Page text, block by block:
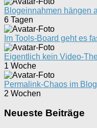
Blogeinnahmen
6 Tagen
Im Tools-Board geht es
Eigentlich kein Video-
1 Woche
Permalink-Chaos im
2 Wochen
Neueste Beiträge